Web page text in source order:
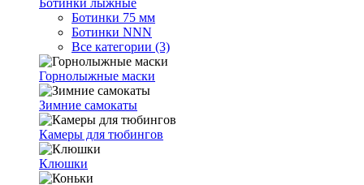
Ботинки лыжные
Ботинки 75 мм
Ботинки NNN
Все категории (3)
Горнолыжные маски
Зимние самокаты
Камеры для тюбингов
Клюшки